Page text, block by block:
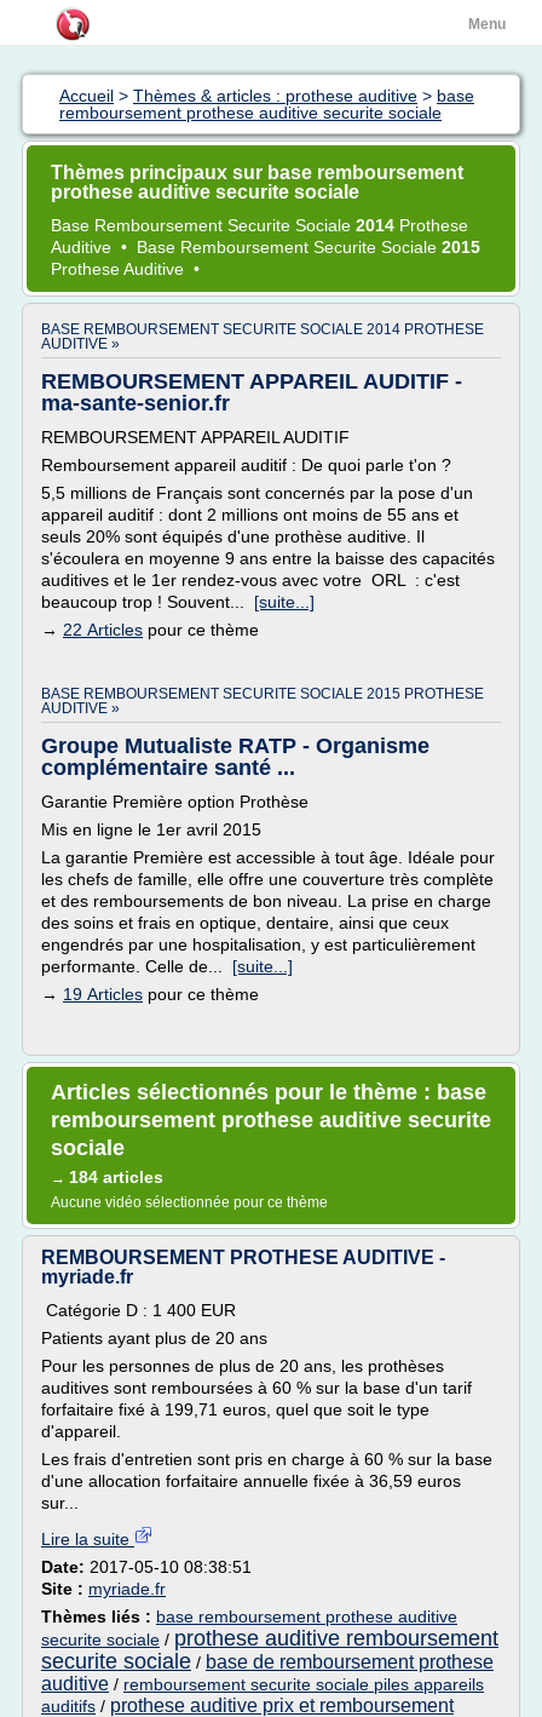
Menu
Accueil > Thèmes & articles : prothese auditive > base
remboursement prothese auditive securite sociale
Thèmes principaux sur base remboursement
prothese auditive securite sociale
Base Remboursement Securite Sociale 2014 Prothese
Auditive • Base Remboursement Securite Sociale 2015
Prothese Auditive •
BASE REMBOURSEMENT SECURITE SOCIALE 2014 PROTHESE
AUDITIVE »
REMBOURSEMENT APPAREIL AUDITIF -
ma-sante-senior.fr
REMBOURSEMENT APPAREIL AUDITIF
Remboursement appareil auditif : De quoi parle t'on ?
5,5 millions de Français sont concernés par la pose d'un
appareil auditif : dont 2 millions ont moins de 55 ans et
seuls 20% sont équipés d'une prothèse auditive. Il
s'écoulera en moyenne 9 ans entre la baisse des capacités
auditives et le 1er rendez-vous avec votre ORL : c'est
beaucoup trop ! Souvent... [suite...]
→ 22 Articles pour ce thème
BASE REMBOURSEMENT SECURITE SOCIALE 2015 PROTHESE
AUDITIVE »
Groupe Mutualiste RATP - Organisme
complémentaire santé ...
Garantie Première option Prothèse
Mis en ligne le 1er avril 2015
La garantie Première est accessible à tout âge. Idéale pour
les chefs de famille, elle offre une couverture très complète
et des remboursements de bon niveau. La prise en charge
des soins et frais en optique, dentaire, ainsi que ceux
engendrés par une hospitalisation, y est particulièrement
performante. Celle de... [suite...]
→ 19 Articles pour ce thème
Articles sélectionnés pour le thème : base
remboursement prothese auditive securite
sociale
→ 184 articles
Aucune vidéo sélectionnée pour ce thème
REMBOURSEMENT PROTHESE AUDITIVE -
myriade.fr
Catégorie D : 1 400 EUR
Patients ayant plus de 20 ans
Pour les personnes de plus de 20 ans, les prothèses
auditives sont remboursées à 60 % sur la base d'un tarif
forfaitaire fixé à 199,71 euros, quel que soit le type
d'appareil.
Les frais d'entretien sont pris en charge à 60 % sur la base
d'une allocation forfaitaire annuelle fixée à 36,59 euros
sur...
Lire la suite
Date: 2017-05-10 08:38:51
Site : myriade.fr
Thèmes liés : base remboursement prothese auditive
securite sociale / prothese auditive remboursement
securite sociale / base de remboursement prothese
auditive / remboursement securite sociale piles appareils
auditifs / prothese auditive prix et remboursement